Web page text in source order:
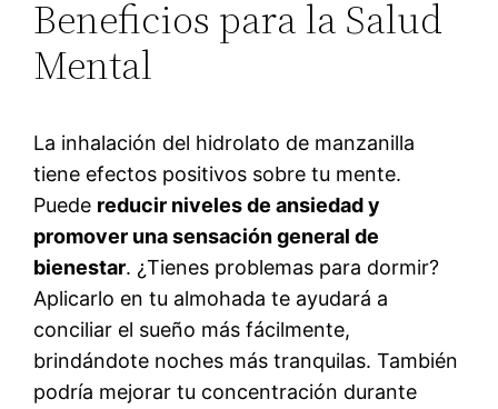
Beneficios para la Salud
Mental
La inhalación del hidrolato de manzanilla
tiene efectos positivos sobre tu mente.
Puede reducir niveles de ansiedad y
promover una sensación general de
bienestar. ¿Tienes problemas para dormir?
Aplicarlo en tu almohada te ayudará a
conciliar el sueño más fácilmente,
brindándote noches más tranquilas. También
podría mejorar tu concentración durante